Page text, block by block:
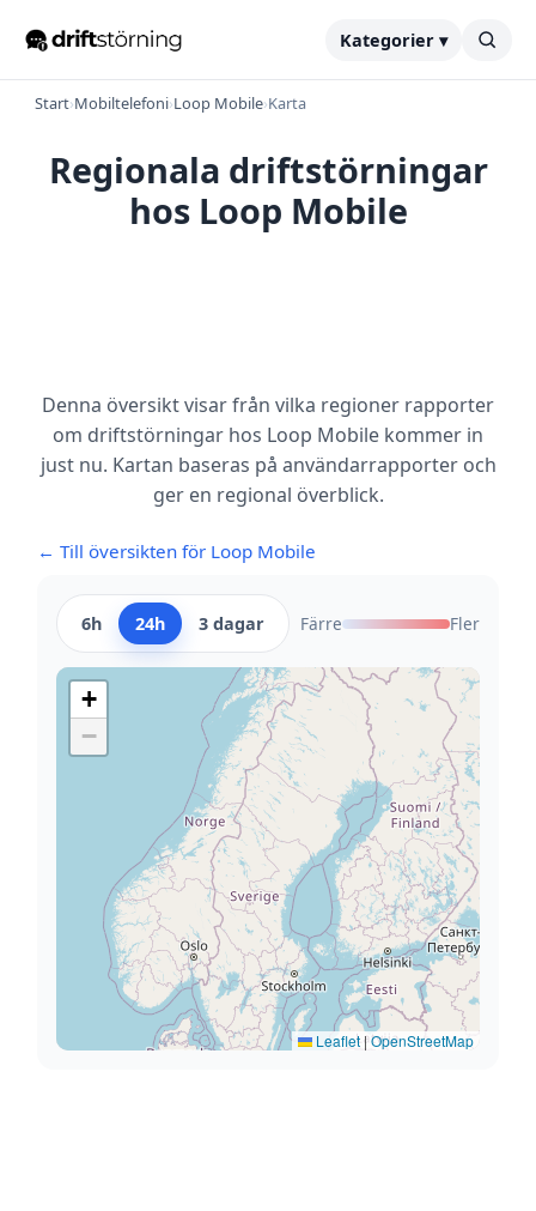
Kategorier ▾
Start›Mobiltelefoni›Loop Mobile›Karta
Regionala driftstörningar
hos Loop Mobile
Denna översikt visar från vilka regioner rapporter
om driftstörningar hos Loop Mobile kommer in
just nu. Kartan baseras på användarrapporter och
ger en regional överblick.
← Till översikten för Loop Mobile
6h 24h 3 dagar Färre Fler
+
−
Leaflet|OpenStreetMap